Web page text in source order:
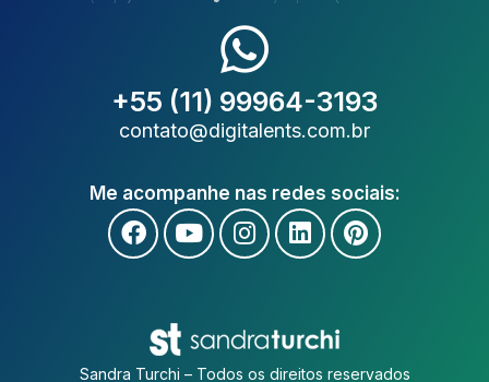
+55 (11) 99964-3193
contato@digitalents.com.br
Me acompanhe nas redes sociais:
Sandra Turchi – Todos os direitos reservados